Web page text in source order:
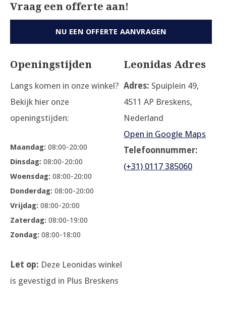
Vraag een offerte aan!
NU EEN OFFERTE AANVRAGEN
Openingstijden
Langs komen in onze winkel?
Bekijk hier onze
openingstijden:
Maandag: 08:00-20:00
Dinsdag: 08:00-20:00
Woensdag: 08:00-20:00
Donderdag: 08:00-20:00
Vrijdag: 08:00-20:00
Zaterdag: 08:00-19:00
Zondag: 08:00-18:00
Let op: Deze Leonidas winkel
is gevestigd in Plus Breskens
Leonidas Adres
Adres: Spuiplein 49,
4511 AP Breskens,
Nederland
Open in Google Maps
Telefoonnummer:
(+31) 0117 385060